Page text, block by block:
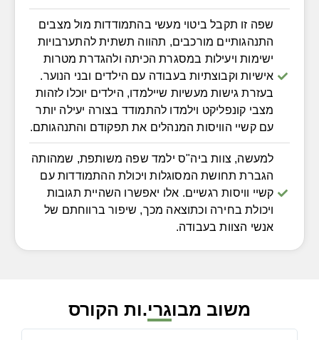
שפה זו תקבל ביטוי מעשי בהתמודדות מול מצבים
התנהגותיים מורכבים, תהווה תשתית להתערבויות
ישימות ויעילות במסגרת הכיתה ולהגדרת מטרות
אישיות וקבוצתיות בעבודה עם הילדים ובני הנוער.
בעזרת גישות מעשיות שיילמדו, הילדים יוכלו לזהות
מצבי קונפליקט וילמדו להתמודד בצורה יעילה יותר
עם קשיי הוויסות המנהלים את תפקודם והתנהגותם.
למעשה, צוות ביה"ס ילמד שפה משותפת, שמהותה
הגברת תחושת המסוגלות ויכולת ההתמודדות עם
קשיי וויסות רגשיים. אלו יאפשרו השהיית תגובות
ויכולת בחירה וכתוצאה מכך, שיפור ברווחתם של
אנשי הצוות בעבודה.
משוב מבוגרי.ות הקורס